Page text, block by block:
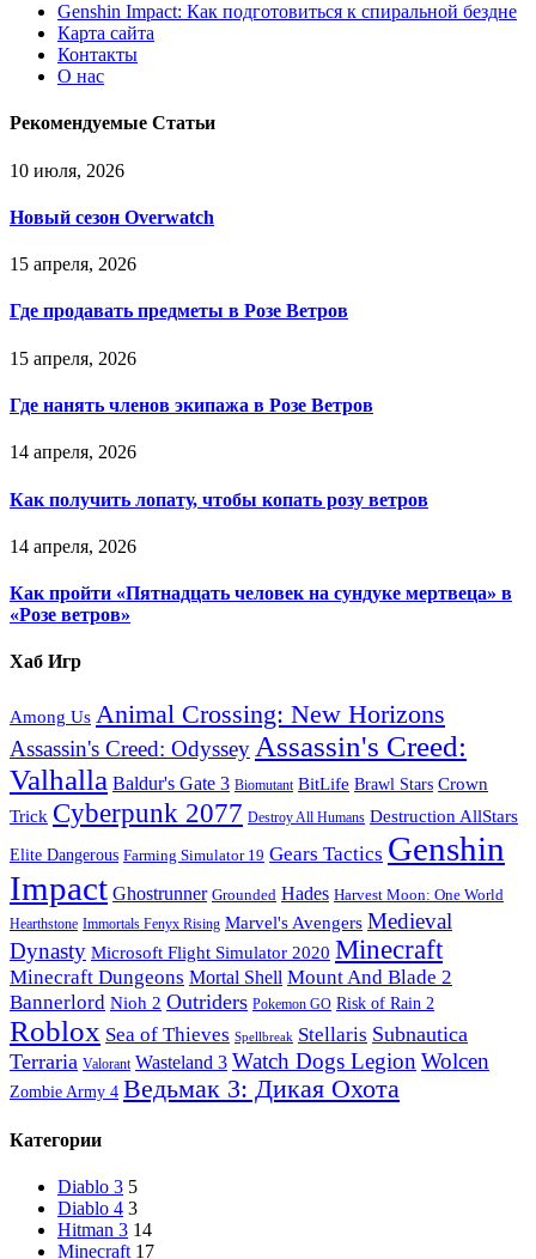
Genshin Impact: Как подготовиться к спиральной бездне
Карта сайта
Контакты
О нас
Рекомендуемые Статьи
10 июля, 2026
Новый сезон Overwatch
15 апреля, 2026
Где продавать предметы в Розе Ветров
15 апреля, 2026
Где нанять членов экипажа в Розе Ветров
14 апреля, 2026
Как получить лопату, чтобы копать розу ветров
14 апреля, 2026
Как пройти «Пятнадцать человек на сундуке мертвеца» в
«Розе ветров»
Хаб Игр
Among Us Animal Crossing: New Horizons
Assassin's Creed: Odyssey Assassin's Creed:
Valhalla Baldur's Gate 3 Biomutant BitLife Brawl Stars Crown
Trick Cyberpunk 2077 Destroy All Humans Destruction AllStars
Elite Dangerous Farming Simulator 19 Gears Tactics Genshin
Impact Ghostrunner Grounded Hades Harvest Moon: One World
Hearthstone Immortals Fenyx Rising Marvel's Avengers Medieval
Dynasty Microsoft Flight Simulator 2020 Minecraft
Minecraft Dungeons Mortal Shell Mount And Blade 2
Bannerlord Nioh 2 Outriders Pokemon GO Risk of Rain 2
Roblox Sea of ​​Thieves Spellbreak Stellaris Subnautica
Terraria Valorant Wasteland 3 Watch Dogs Legion Wolcen
Zombie Army 4 Ведьмак 3: Дикая Охота
Категории
Diablo 3 5
Diablo 4 3
Hitman 3 14
Minecraft 17